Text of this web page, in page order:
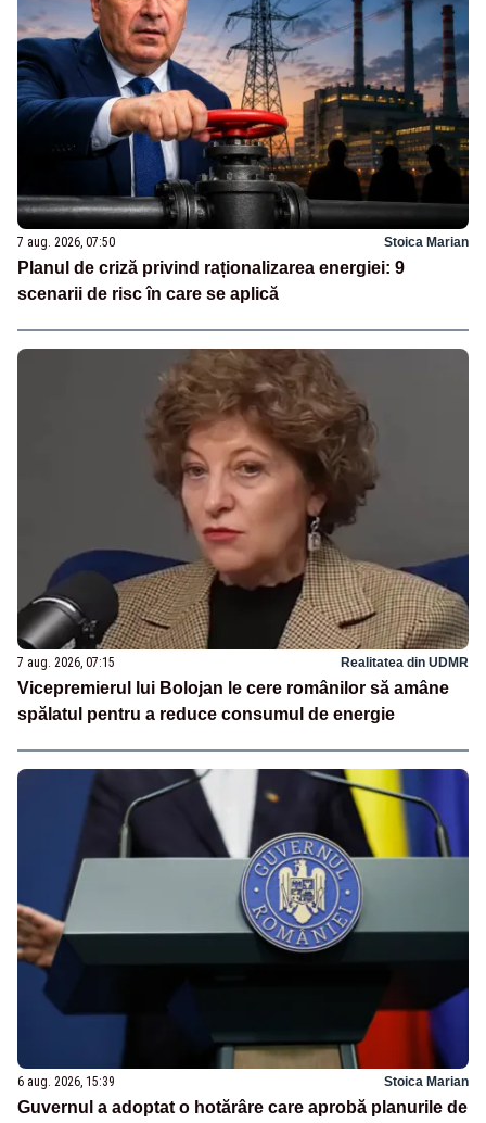
7 aug. 2026, 07:50 Stoica Marian
Planul de criză privind raționalizarea energiei: 9
scenarii de risc în care se aplică
7 aug. 2026, 07:15 Realitatea din UDMR
Vicepremierul lui Bolojan le cere românilor să amâne
spălatul pentru a reduce consumul de energie
6 aug. 2026, 15:39 Stoica Marian
Guvernul a adoptat o hotărâre care aprobă planurile de